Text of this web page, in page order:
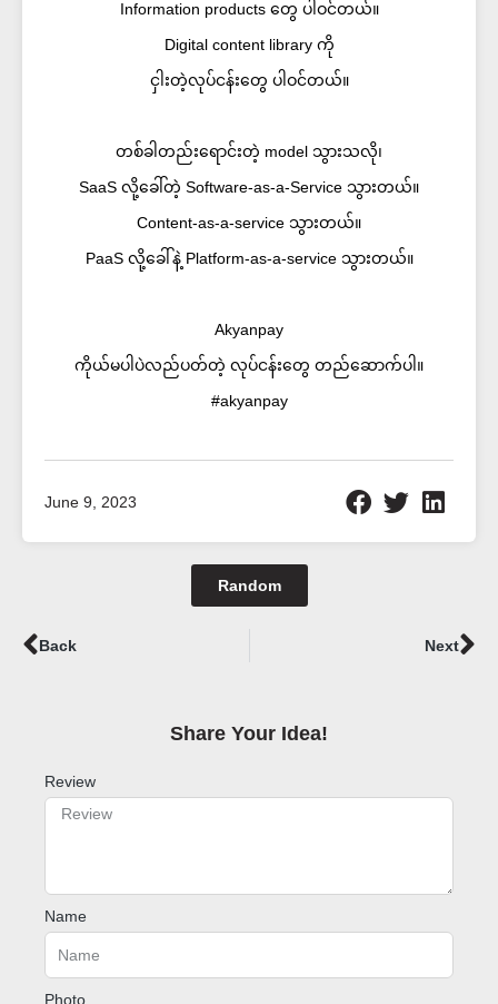
Information products တွေ ပါဝင်တယ်။
Digital content library ကို
ငှါးတဲ့လုပ်ငန်းတွေ ပါဝင်တယ်။
တစ်ခါတည်းရောင်းတဲ့ model သွားသလို၊
SaaS လို့ခေါ်တဲ့ Software-as-a-Service သွားတယ်။
Content-as-a-service သွားတယ်။
PaaS လို့ခေါ်နဲ့ Platform-as-a-service သွားတယ်။
Akyanpay
ကိုယ်မပါပဲလည်ပတ်တဲ့ လုပ်ငန်းတွေ တည်ဆောက်ပါ။
#akyanpay
June 9, 2023
Random
Prev
Back Next
Share Your Idea!​
Review
Name
Photo